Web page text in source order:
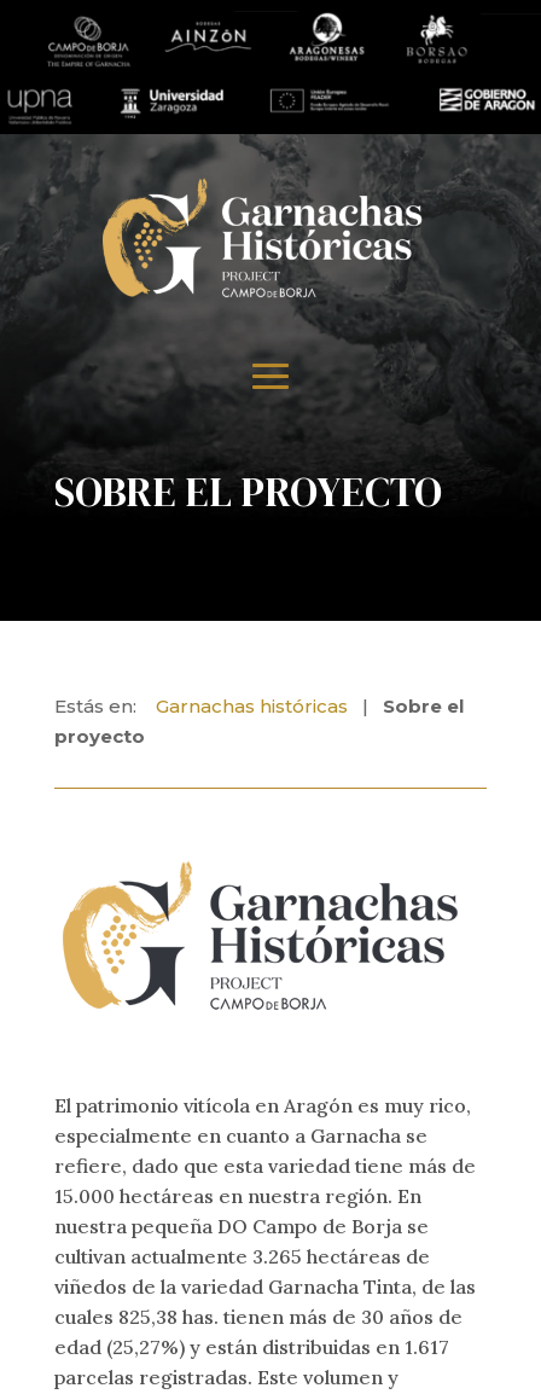
SOBRE EL PROYECTO
Estás en: Garnachas históricas | Sobre el
proyecto
El patrimonio vitícola en Aragón es muy rico,
especialmente en cuanto a Garnacha se
refiere, dado que esta variedad tiene más de
15.000 hectáreas en nuestra región. En
nuestra pequeña DO Campo de Borja se
cultivan actualmente 3.265 hectáreas de
viñedos de la variedad Garnacha Tinta, de las
cuales 825,38 has. tienen más de 30 años de
edad (25,27%) y están distribuidas en 1.617
parcelas registradas. Este volumen y